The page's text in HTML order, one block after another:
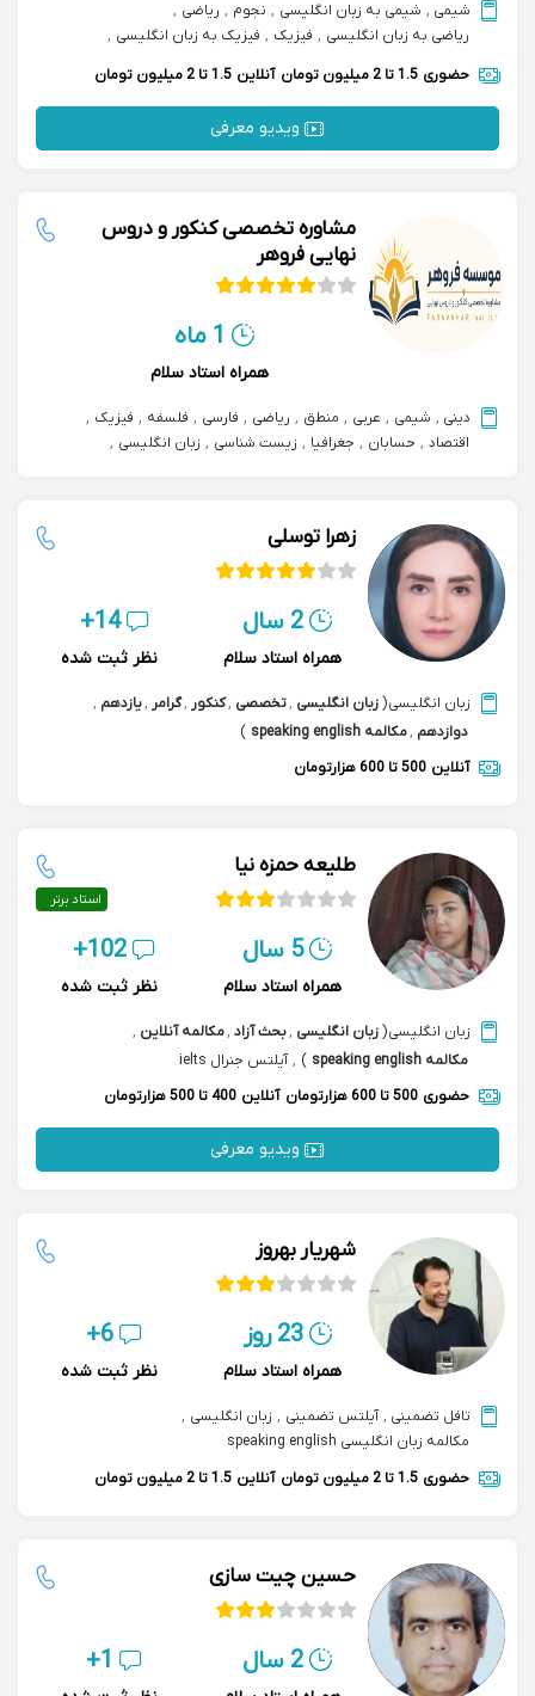
شیمی , شیمی به زبان انگلیسی , نجوم , ریاضی ,
ریاضی به زبان انگلیسی , فیزیک , فیزیک به زبان انگلیسی ,
حضوری 1.5 تا 2 میلیون تومان آنلاین 1.5 تا 2 میلیون تومان
ویدیو معرفی
مشاوره تخصصی کنکور و دروس
نهایی فروهر
1 ماه
همراه استاد سلام
دینی , شیمی , عربی , منطق , ریاضی , فارسی , فلسفه , فیزیک ,
اقتصاد , حسابان , جغرافیا , زیست شناسی , زبان انگلیسی ,
زهرا توسلی
2 سال
همراه استاد سلام
14+
نظر ثبت شده
زبان انگلیسی(زبان انگلیسی ,تخصصی ,کنکور ,گرامر ,یازدهم ,
دوازدهم ,مکالمه speaking english
)
آنلاین 500 تا 600 هزارتومان
طلیعه حمزه نیا
استاد برتر
5 سال
همراه استاد سلام
102+
نظر ثبت شده
زبان انگلیسی(زبان انگلیسی ,بحث آزاد ,مکالمه آنلاین ,
مکالمه speaking english
)
, آیلتس جنرال ielts
حضوری 500 تا 600 هزارتومان آنلاین 400 تا 500 هزارتومان
ویدیو معرفی
شهریار بهروز
23 روز
همراه استاد سلام
6+
نظر ثبت شده
تافل تضمینی , آیلتس تضمینی , زبان انگلیسی ,
مکالمه زبان انگلیسی speaking english
حضوری 1.5 تا 2 میلیون تومان آنلاین 1.5 تا 2 میلیون تومان
حسین چیت سازی
2 سال 1+